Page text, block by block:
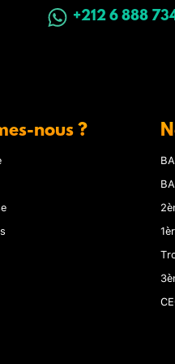
+212 6 888
nous ?